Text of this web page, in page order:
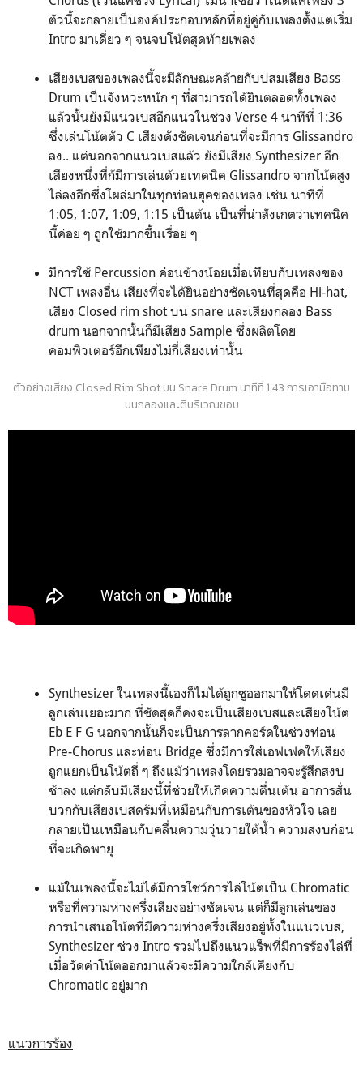
ตัวนี้จะกลายเป็นองค์ประกอบหลักที่อยู่คู่กับเพลงตั้งแต่เริ่ม
Intro มาเดี่ยว ๆ จนจบโน้ตสุดท้ายเพลง
เสียงเบสของเพลงนี้จะมีลักษณะคล้ายกับปสมเสียง Bass
Drum เป็นจังหวะหนัก ๆ ที่สามารถได้ยินตลอดทั้งเพลง
แล้วนั้นยังมีแนวเบสอีกแนวในช่วง Verse 4 นาทีที่ 1:36
ซึ่งเล่นโน้ตตัว C เสียงดังชัดเจนก่อนที่จะมีการ Glissandro
ลง.. แต่นอกจากแนวเบสแล้ว ยังมีเสียง Synthesizer อีก
เสียงหนึ่งที่ก้มีการเล่นด้วยเทดนิค Glissandro จากโน้ตสูง
ไล่ลงอีกซึ่งโผล่มาในทุกท่อนฮุคของเพลง เช่น นาทีที่
1:05, 1:07, 1:09, 1:15 เป็นต้น เป็นที่น่าสังเกตว่าเทคนิค
นี้ค่อย ๆ ถูกใช้มากขึ้นเรื่อย ๆ
มีการใช้ Percussion ค่อนข้างน้อยเมื่อเทียบกับเพลงของ
NCT เพลงอื่น เสียงที่จะได้ยินอย่างชัดเจนที่สุดคือ Hi-hat,
เสียง Closed rim shot บน snare และเสียงกลอง Bass
drum นอกจากนั้นก็มีเสียง Sample ซึ่งผลิตโดย
คอมพิวเตอร์อีกเพียงไม่กี่เสียงเท่านั้น
ตัวอย่างเสียง Closed Rim Shot บน Snare Drum นาทีที่ 1:43 การเอามือทาบ
บนกลองและตีบริเวณขอบ
Synthesizer ในเพลงนี้เองก็ไม่ได้ถูกชูออกมาให้โดดเด่นมี
ลูกเล่นเยอะมาก ที่ชัดสุดก็คงจะเป็นเสียงเบสและเสียงโน้ต
Eb E F G นอกจากนั้นก็จะเป็นการลากคอร์ดในช่วงท่อน
Pre-Chorus และท่อน Bridge ซึ่งมีการใส่เอฟเฟคให้เสียง
ถูกแยกเป็นโน้ตถี่ ๆ ถึงแม้ว่าเพลงโดยรวมอาจจะรู้สึกสงบ
ช้าลง แต่กลับมีเสียงนี้ที่ช่วยให้เกิดความตื่นเต้น อาการสั่น
บวกกับเสียงเบสดรัมที่เหมือนกับการเต้นของหัวใจ เลย
กลายเป็นเหมือนกับคลื่นความวุ่นวายใต้น้ำ ความสงบก่อน
ที่จะเกิดพายุ
แม้ในเพลงนี้จะไม่ได้มีการโชว์การไล่โน้ตเป็น Chromatic
หรือที่ความห่างครึ่งเสียงอย่างชัดเจน แต่ก็มีลูกเล่นของ
การนำเสนอโน้ตที่มีความห่างครึ่งเสียงอยู่ทั้งในแนวเบส,
Synthesizer ช่วง Intro รวมไปถึงแนวแร็พที่มีการร้องไล่ที่
เมื่อวัดค่าโน้ตออกมาแล้วจะมีความใกล้เคียงกับ
Chromatic อยู่มาก
แนวการร้อง